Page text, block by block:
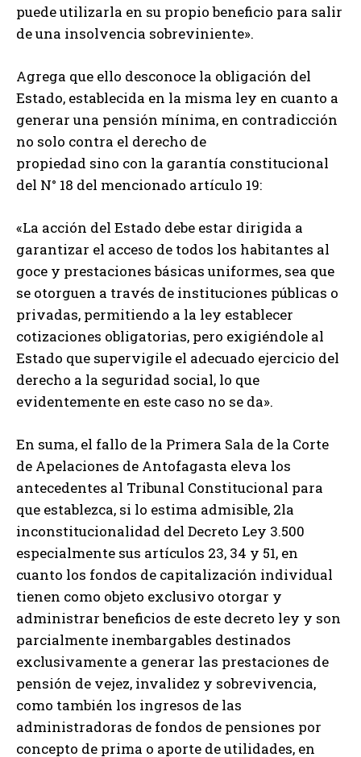
puede utilizarla en su propio beneficio para salir
de una insolvencia sobreviniente».
Agrega que ello desconoce la obligación del
Estado, establecida en la misma ley en cuanto a
generar una pensión mínima, en contradicción
no solo contra el derecho de
propiedad sino con la garantía constitucional
del N° 18 del mencionado artículo 19:
«La acción del Estado debe estar dirigida a
garantizar el acceso de todos los habitantes al
goce y prestaciones básicas uniformes, sea que
se otorguen a través de instituciones públicas o
privadas, permitiendo a la ley establecer
cotizaciones obligatorias, pero exigiéndole al
Estado que supervigile el adecuado ejercicio del
derecho a la seguridad social, lo que
evidentemente en este caso no se da».
En suma, el fallo de la Primera Sala de la Corte
de Apelaciones de Antofagasta eleva los
antecedentes al Tribunal Constitucional para
que establezca, si lo estima admisible, 2la
inconstitucionalidad del Decreto Ley 3.500
especialmente sus artículos 23, 34 y 51, en
cuanto los fondos de capitalización individual
tienen como objeto exclusivo otorgar y
administrar beneficios de este decreto ley y son
parcialmente inembargables destinados
exclusivamente a generar las prestaciones de
pensión de vejez, invalidez y sobrevivencia,
como también los ingresos de las
administradoras de fondos de pensiones por
concepto de prima o aporte de utilidades, en